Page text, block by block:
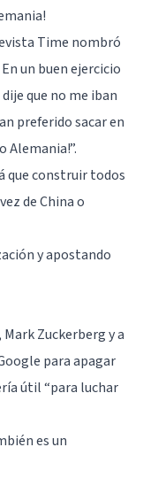
Time nombró
un buen ejercicio
que no me iban
preferido sacar en
Alemania!”.
que construir todos
de China o
y apostando
Zuckerberg y a
para apagar
útil “para luchar
es un